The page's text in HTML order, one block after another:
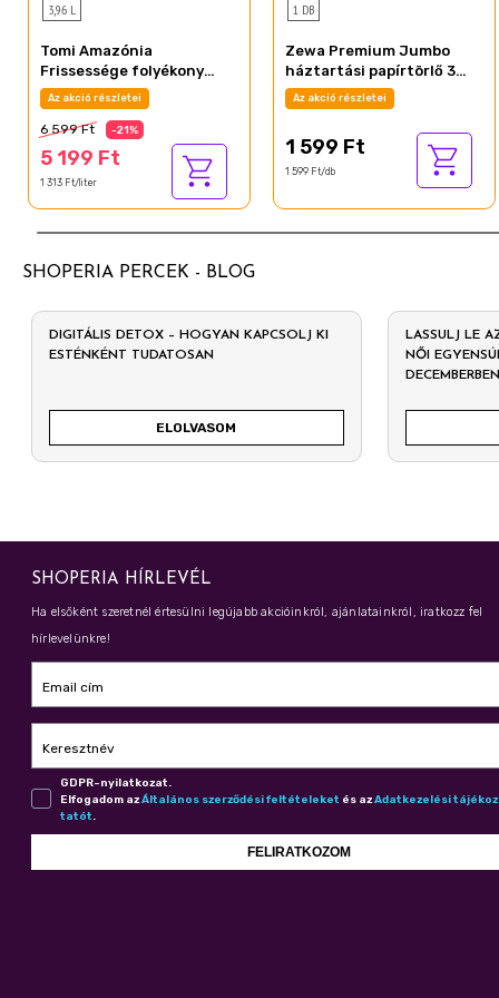
3,96 L
Tomi Amazónia
Frissessége folyékony
mosószer fehér és világos
ruhákhoz 88 mosás 3,96 l
Az akció részletei
6 599 Ft -21%
5 199 Ft
1 313 Ft/liter
1 DB
Zewa Premium Jumbo
háztartási papírtörlő 3
rétegű 1 tekercs
Az akció részletei
1 599 Ft
1 599 Ft/db
SHOPERIA PERCEK - BLOG
DIGITÁLIS DETOX – HOGYAN KAPCSOLJ KI
ESTÉNKÉNT TUDATOSAN
ELOLVASOM
LASSULJ LE
NŐI
DECEMBERBEN
SHOPERIA HÍRLEVÉL
Ha elsőként szeretnél értesülni legújabb akcióinkról, ajánlatainkról, iratkozz fel
hírlevelünkre!
Email cím
Keresztnév
GDPR-nyilatkozat.
Elfogadom azÁl­ta­lá­nos szer­ző­dé­si fel­té­te­le­ket és azAdat­ke­ze­lé­si
ta­tót.
FELIRATKOZOM